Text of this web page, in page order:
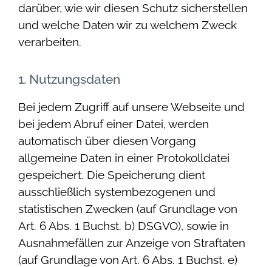
darüber, wie wir diesen Schutz sicherstellen
und welche Daten wir zu welchem Zweck
verarbeiten.
1. Nutzungsdaten
Bei jedem Zugriff auf unsere Webseite und
bei jedem Abruf einer Datei, werden
automatisch über diesen Vorgang
allgemeine Daten in einer Protokolldatei
gespeichert. Die Speicherung dient
ausschließlich systembezogenen und
statistischen Zwecken (auf Grundlage von
Art. 6 Abs. 1 Buchst. b) DSGVO), sowie in
Ausnahmefällen zur Anzeige von Straftaten
(auf Grundlage von Art. 6 Abs. 1 Buchst. e)